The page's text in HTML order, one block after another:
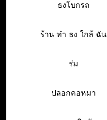
ธงโบกรถ
ร้าน ทํา ธง ใกล้ ฉัน
ร่ม
ปลอกคอหมา